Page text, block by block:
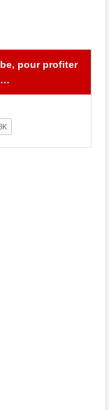
pour profiter
…